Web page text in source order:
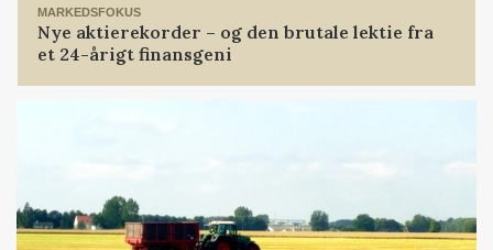
MARKEDSFOKUS
Nye aktierekorder – og den brutale lektie fra
et 24-årigt finansgeni